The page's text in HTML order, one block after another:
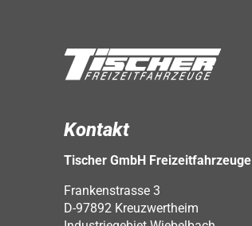
Kontakt
Tischer GmbH Freizeitfahrzeuge
Frankenstrasse 3
D-97892 Kreuzwertheim